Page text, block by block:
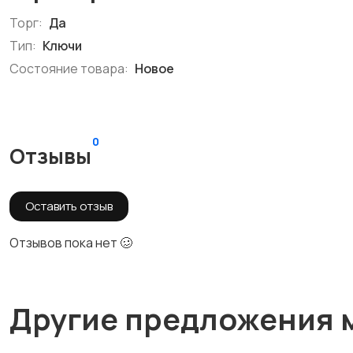
Торг: Да
Тип: Ключи
Состояние товара: Новое
Отзывы
0
Оставить отзыв
Отзывов пока нет 🥴
Другие предложения